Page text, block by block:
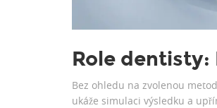
Role dentisty:
Bez ohledu na zvolenou
ukáže simulaci výsledku a